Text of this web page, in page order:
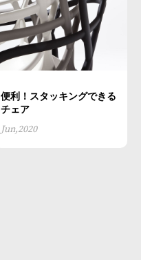
便利！スタッキングできる
チェア
Jun,2020